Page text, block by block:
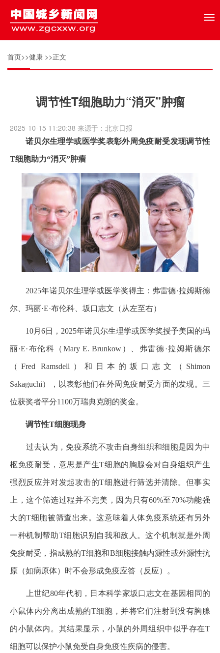
首页>>健康 >>正文
调节性T细胞助力“消灭”肿瘤
2025-10-15 11:20:38 来源于：北京日报
诺贝尔生理学或医学奖表彰外周免疫耐受发现调节性
T细胞助力“消灭”肿瘤
2025年诺贝尔生理学或医学奖得主：弗雷德·拉姆斯德
尔、玛丽·E·布伦科、坂口志文（从左至右）
10月6日，2025年诺贝尔生理学或医学奖授予美国的玛
丽·E·布伦科（Mary E. Brunkow）、弗雷德·拉姆斯德尔
（Fred Ramsdell）和日本的坂口志文（Shimon
Sakaguchi），以表彰他们在外周免疫耐受方面的发现。三
位获奖者平分1100万瑞典克朗的奖金。
调节性T细胞现身
过去认为，免疫系统不攻击自身组织和细胞是因为中
枢免疫耐受，意思是产生T细胞的胸腺会对自身组织产生
强烈反应并对发起攻击的T细胞进行筛选并清除。但事实
上，这个筛选过程并不完美，因为只有60%至70%功能强
大的T细胞被筛查出来。这意味着人体免疫系统还有另外
一种机制帮助T细胞识别自我和敌人。这个机制就是外周
免疫耐受，指成熟的T细胞和B细胞接触内源性或外源性抗
原（如病原体）时不会形成免疫应答（反应）。
上世纪80年代初，日本科学家坂口志文在基因相同的
小鼠体内分离出成熟的T细胞，并将它们注射到没有胸腺
的小鼠体内。其结果显示，小鼠的外周组织中似乎存在T
细胞可以保护小鼠免受自身免疫性疾病的侵害。